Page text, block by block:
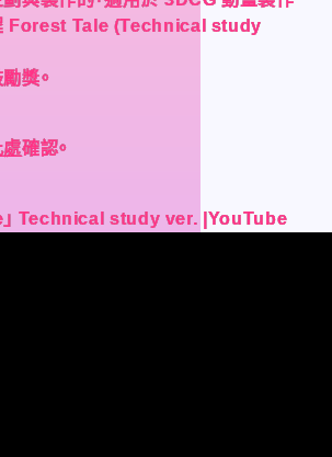
Forest Tale (Technical study
獎。
處確認。
Technical study ver. |YouTube
Forest Tale (Technical study
獎。
處確認。
Technical study ver. |YouTube
Forest Tale (Technical study
獎。
處確認。
Technical study ver. |YouTube
Forest Tale (Technical study
獎。
處確認。
Technical study ver. |YouTube